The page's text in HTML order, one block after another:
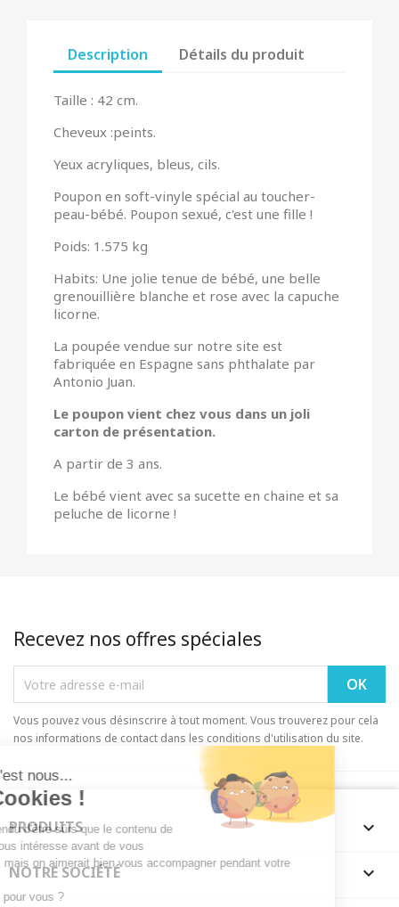
Description Détails du produit
Taille : 42 cm.
Cheveux :peints.
Yeux acryliques, bleus, cils.
Poupon en soft-vinyle spécial au toucher-
peau-bébé. Poupon sexué, c'est une fille !
Poids: 1.575 kg
Habits: Une jolie tenue de bébé, une belle
grenouillière blanche et rose avec la capuche
licorne.
La poupée vendue sur notre site est
fabriquée en Espagne sans phthalate par
Antonio Juan.
Le poupon vient chez vous dans un joli
carton de présentation.
A partir de 3 ans.
Le bébé vient avec sa sucette en chaine et sa
peluche de licorne !
Recevez nos offres spéciales
Vous pouvez vous désinscrire à tout moment. Vous trouverez pour cela
nos informations de contact dans les conditions d'utilisation du site.
PRODUITS 
NOTRE SOCIÉTÉ 